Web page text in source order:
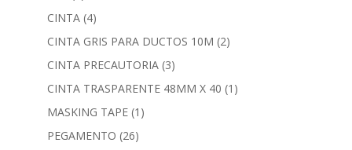
CINTA (4)
CINTA GRIS PARA DUCTOS 10M (2)
CINTA PRECAUTORIA (3)
CINTA TRASPARENTE 48MM X 40 (1)
MASKING TAPE (1)
PEGAMENTO (26)